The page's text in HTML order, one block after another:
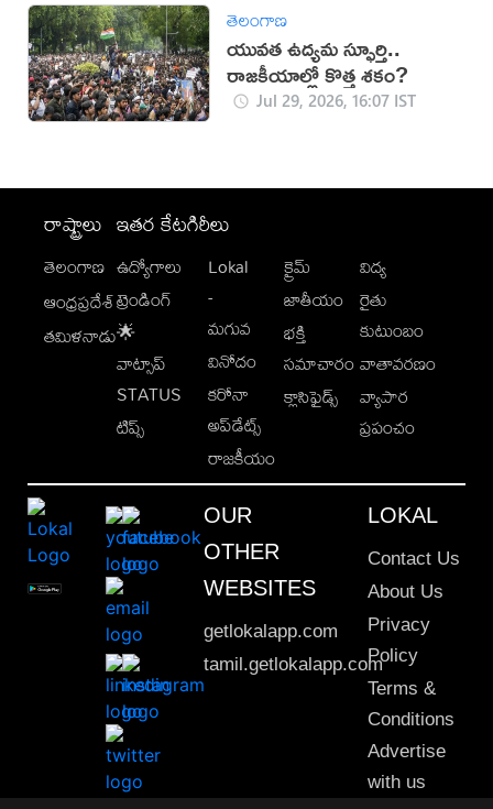
తెలంగాణ
యువత ఉద్యమ స్ఫూర్తి..
రాజకీయాల్లో కొత్త శకం?
Jul 29, 2026, 16:07 IST
రాష్ట్రాలు
తెలంగాణ
ఆంధ్రప్రదేశ్
తమిళనాడు
ఇతర కేటగిరీలు
ఉద్యోగాలు
ట్రెండింగ్
🌟
వాట్సాప్
STATUS
టిప్స్
Lokal
-
మగువ
వినోదం
కరోనా
అప్‌డేట్స్
రాజకీయం
క్రైమ్
జాతీయం
భక్తి
సమాచారం
క్లాసిఫైడ్స్
విద్య
రైతు
కుటుంబం
వాతావరణం
వ్యాపార
ప్రపంచం
OUR
OTHER
WEBSITES
getlokalapp.com
tamil.getlokalapp.com
LOKAL
Contact Us
About Us
Privacy
Policy
Terms &
Conditions
Advertise
with us